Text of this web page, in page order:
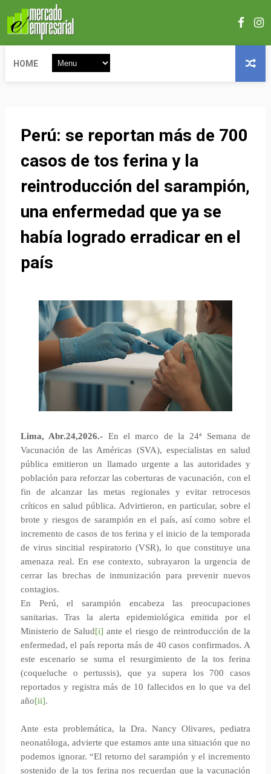
HOME
Perú: se reportan más de 700
casos de tos ferina y la
reintroducción del sarampión,
una enfermedad que ya se
había logrado erradicar en el
país
Lima, Abr.24,2026.- En el marco de la 24ª Semana de
Vacunación de las Américas (SVA), especialistas en salud
pública emitieron un llamado urgente a las autoridades y
población para reforzar las coberturas de vacunación, con el
fin de alcanzar las metas regionales y evitar retrocesos
críticos en salud pública. Advirtieron, en particular, sobre el
brote y riesgos de sarampión en el país, así como sobre el
incremento de casos de tos ferina y el inicio de la temporada
de virus sincitial respiratorio (VSR), lo que constituye una
amenaza real. En ese contexto, subrayaron la urgencia de
cerrar las brechas de inmunización para prevenir nuevos
contagios.
En Perú, el sarampión encabeza las preocupaciones
sanitarias. Tras la alerta epidemiológica emitida por el
Ministerio de Salud[i] ante el riesgo de reintroducción de la
enfermedad, el país reporta más de 40 casos confirmados. A
este escenario se suma el resurgimiento de la tos ferina
(coqueluche o pertussis), que ya supera los 700 casos
reportados y registra más de 10 fallecidos en lo que va del
año[ii].
Ante esta problemática, la Dra. Nancy Olivares, pediatra
neonatóloga, advierte que estamos ante una situación que no
podemos ignorar. “El retorno del sarampión y el incremento
sostenido de la tos ferina nos recuerdan que la vacunación